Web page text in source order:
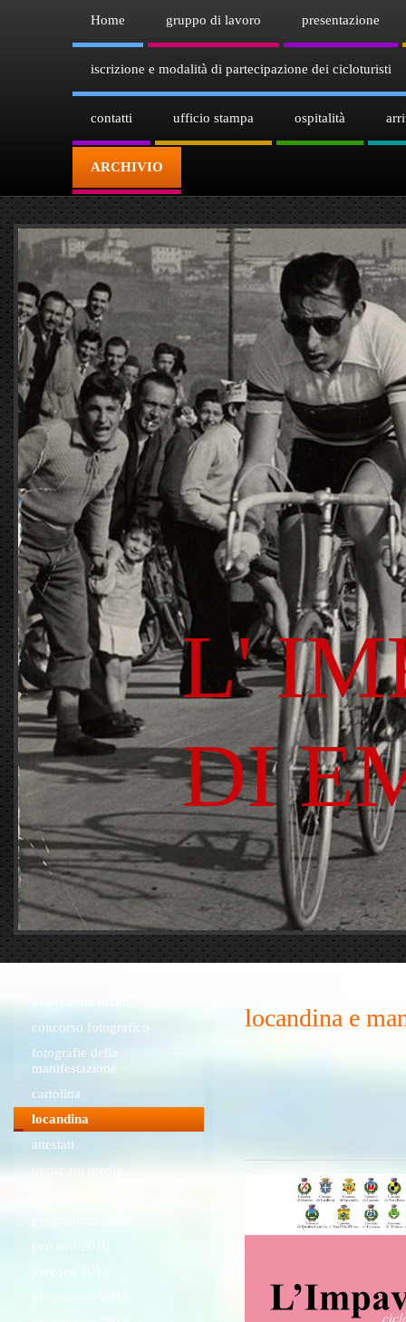
Home gruppo di lavoro presentazione
iscrizione e modalità di partecipazione dei cicloturisti
contatti ufficio stampa ospitalità
ARCHIVIO
L'
DI
concorso fotografico
fotografie della
manifestazione
cartolina
locandina
attestati
uscite sui media
percorsi 2016
percorsi 2015
programma 2015
locandina e